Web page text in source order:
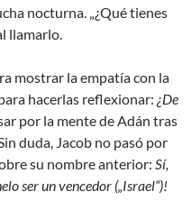
nocturna. „¿Qué tienes
llamarlo.
mostrar la empatía con la
hacerlas reflexionar: ¿De
por la mente de Adán tras
duda, Jacob no pasó por
su nombre anterior: Sí,
ser un vencedor („Israel“)!